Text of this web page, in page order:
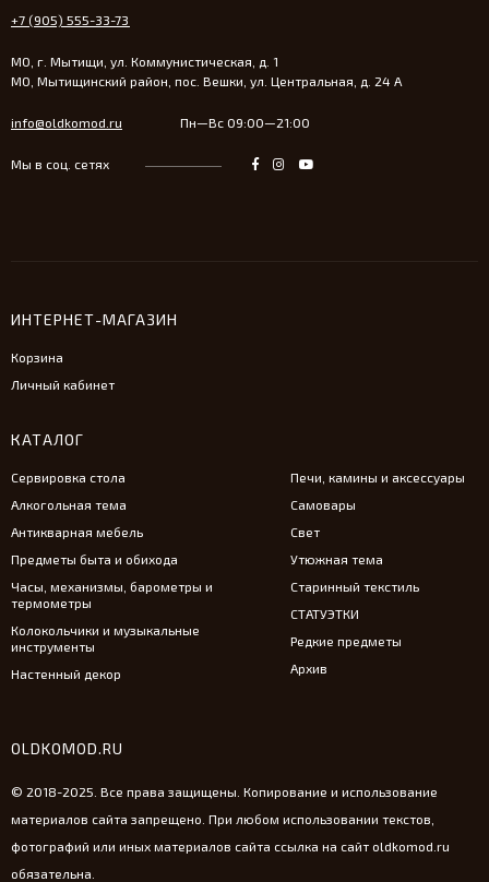
+7 (905) 555-33-73
МО, г. Мытищи, ул. Коммунистическая, д. 1
МО, Мытищинский район, пос. Вешки, ул. Центральная, д. 24 А
info@oldkomod.ru Пн—Вс 09:00—21:00
Мы в соц. сетях
ИНТЕРНЕТ-МАГАЗИН
Корзина
Личный кабинет
КАТАЛОГ
Сервировка стола
Алкогольная тема
Антикварная мебель
Предметы быта и обихода
Часы, механизмы, барометры и
термометры
Колокольчики и музыкальные
инструменты
Настенный декор
Печи, камины и аксессуары
Самовары
Свет
Утюжная тема
Старинный текстиль
СТАТУЭТКИ
Редкие предметы
Архив
OLDKOMOD.RU
© 2018-2025. Все права защищены. Копирование и использование
материалов сайта запрещено. При любом использовании текстов,
фотографий или иных материалов сайта ссылка на сайт oldkomod.ru
обязательна.